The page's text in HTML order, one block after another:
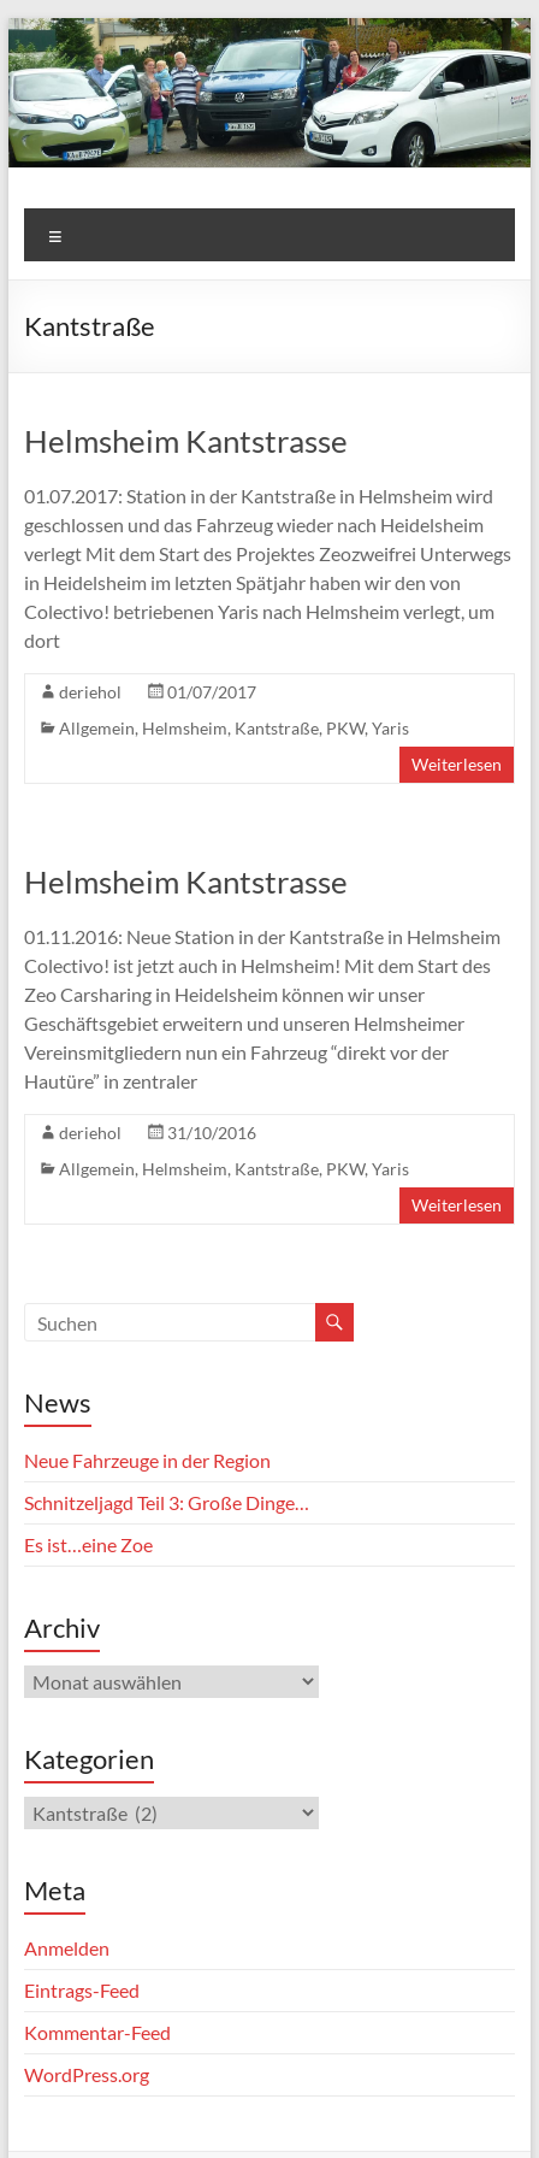
Zum
Inhalt
springen
Colectivo Carsharing e.V.
Carsharing in Heidelsheim
Kantstraße
Helmsheim Kantstrasse
01.07.2017: Station in der Kantstraße in Helmsheim wird
geschlossen und das Fahrzeug wieder nach Heidelsheim
verlegt Mit dem Start des Projektes Zeozweifrei Unterwegs
in Heidelsheim im letzten Spätjahr haben wir den von
Colectivo! betriebenen Yaris nach Helmsheim verlegt, um
dort
deriehol
01/07/2017
Allgemein, Helmsheim, Kantstraße, PKW, Yaris
Weiterlesen
Helmsheim Kantstrasse
01.11.2016: Neue Station in der Kantstraße in Helmsheim
Colectivo! ist jetzt auch in Helmsheim! Mit dem Start des
Zeo Carsharing in Heidelsheim können wir unser
Geschäftsgebiet erweitern und unseren Helmsheimer
Vereinsmitgliedern nun ein Fahrzeug “direkt vor der
Hautüre” in zentraler
deriehol
31/10/2016
Allgemein, Helmsheim, Kantstraße, PKW, Yaris
Weiterlesen
News
Neue Fahrzeuge in der Region
Schnitzeljagd Teil 3: Große Dinge…
Es ist…eine Zoe
Archiv
Archiv
Kategorien
Kategorien
Meta
Anmelden
Eintrags-Feed
Kommentar-Feed
WordPress.org